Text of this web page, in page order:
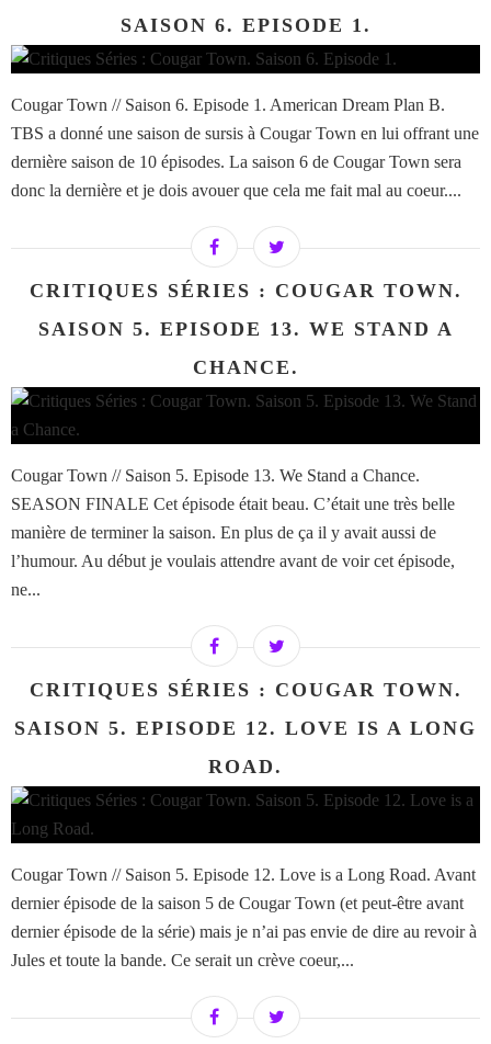
SAISON 6. EPISODE 1.
Cougar Town // Saison 6. Episode 1. American Dream Plan B.
TBS a donné une saison de sursis à Cougar Town en lui offrant une
dernière saison de 10 épisodes. La saison 6 de Cougar Town sera
donc la dernière et je dois avouer que cela me fait mal au coeur....
CRITIQUES SÉRIES : COUGAR TOWN.
SAISON 5. EPISODE 13. WE STAND A
CHANCE.
Cougar Town // Saison 5. Episode 13. We Stand a Chance.
SEASON FINALE Cet épisode était beau. C’était une très belle
manière de terminer la saison. En plus de ça il y avait aussi de
l’humour. Au début je voulais attendre avant de voir cet épisode,
ne...
CRITIQUES SÉRIES : COUGAR TOWN.
SAISON 5. EPISODE 12. LOVE IS A LONG
ROAD.
Cougar Town // Saison 5. Episode 12. Love is a Long Road. Avant
dernier épisode de la saison 5 de Cougar Town (et peut-être avant
dernier épisode de la série) mais je n’ai pas envie de dire au revoir à
Jules et toute la bande. Ce serait un crève coeur,...